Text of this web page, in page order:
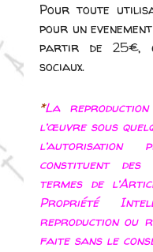
Pour toute
pour un
partir de 25€,
sociaux.
*La
l’œuvre sous
l’autorisation
constituent des
termes de
Propriété
reproduction ou
faite sans le